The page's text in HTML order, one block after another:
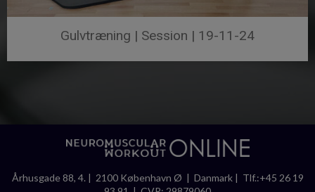
Gulvtræning | Session | 19-11-24
Århusgade 88, 4. | 2100 København Ø | Danmark | Tlf.:+45 26 19